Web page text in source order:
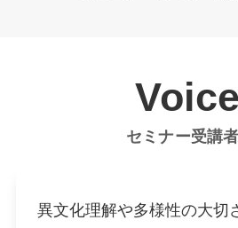
セミナー受講
異文化理解や多様性の大切